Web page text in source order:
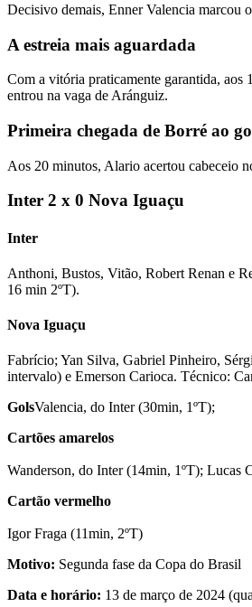
Decisivo demais, Enner Valencia marcou
A estreia mais aguardada
Com a vitória praticamente garantida,
entrou na vaga de Aránguiz.
Primeira chegada de Borré ao
Aos 20 minutos, Alario acertou cabeceio
Inter 2 x 0 Nova Iguaçu
Inter
Anthoni, Bustos, Vitão, Robert Renan e
16 min 2ºT).
Nova Iguaçu
Fabrício; Yan Silva, Gabriel Pinheiro,
intervalo) e Emerson Carioca. Técnico:
GolsValencia, do Inter (30min, 1ºT);
Cartões amarelos
Wanderson, do Inter (14min, 1ºT); Lucas
Cartão vermelho
Igor Fraga (11min, 2ºT)
Motivo: Segunda fase da Copa do Brasil
Data e horário: 13 de março de 2024